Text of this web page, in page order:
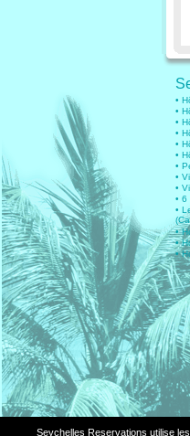
•
•
•
•
•
•
•
•
•
• 6
•
•
•
•
Seychelles Reservations utilise